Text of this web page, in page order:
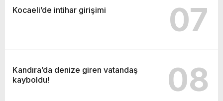
Kocaeli’de intihar girişimi 07
Kandıra’da denize giren vatandaş
kayboldu!
08